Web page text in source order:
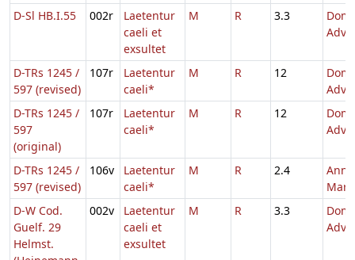
D-Sl HB.I.55 002r
Laetentur
caeli et
exsultet
M R 3.3
D-TRs 1245 /
597 (revised)
107r
Laetentur
caeli*
M R 12
D-TRs 1245 /
597
(original)
107r
Laetentur
caeli*
M R 12
D-TRs 1245 /
597 (revised)
106v
Laetentur
caeli*
M R 2.4
D-W Cod.
Guelf. 29
Helmst.
002v
Laetentur
caeli et
exsultet
M R 3.3